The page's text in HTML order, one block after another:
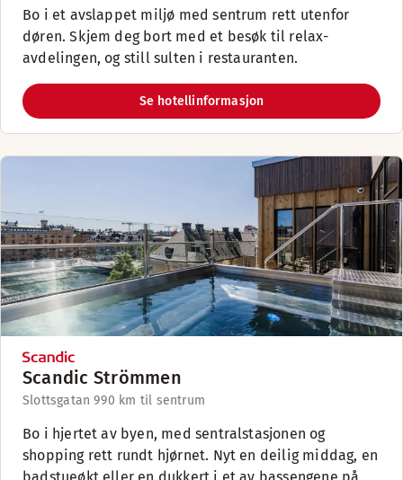
Bo i et avslappet miljø med sentrum rett utenfor
døren. Skjem deg bort med et besøk til relax-
avdelingen, og still sulten i restauranten.
Se hotellinformasjon
Scandic Strömmen
Slottsgatan 990 km til sentrum
Bo i hjertet av byen, med sentralstasjonen og
shopping rett rundt hjørnet. Nyt en deilig middag, en